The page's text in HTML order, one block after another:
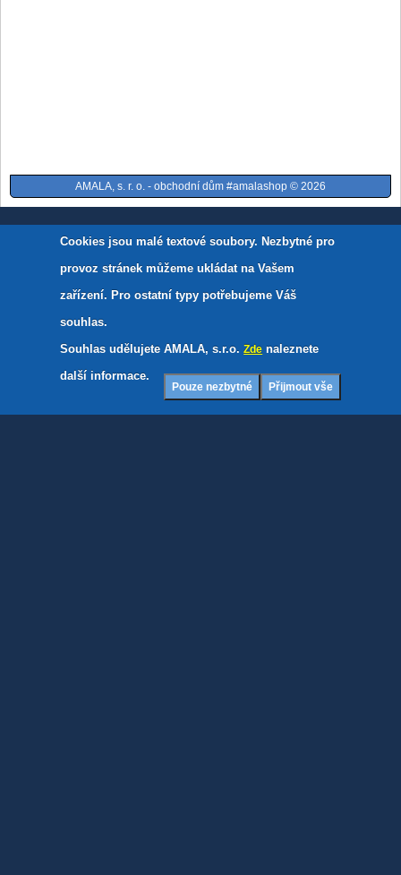
AMALA, s. r. o. - obchodní dům #amalashop © 2026
Cookies jsou malé textové soubory. Nezbytné pro
provoz stránek můžeme ukládat na Vašem
zařízení. Pro ostatní typy potřebujeme Váš
souhlas.
Souhlas udělujete AMALA, s.r.o.Zde naleznete
další informace.
Přijmout vše
Pouze nezbytné